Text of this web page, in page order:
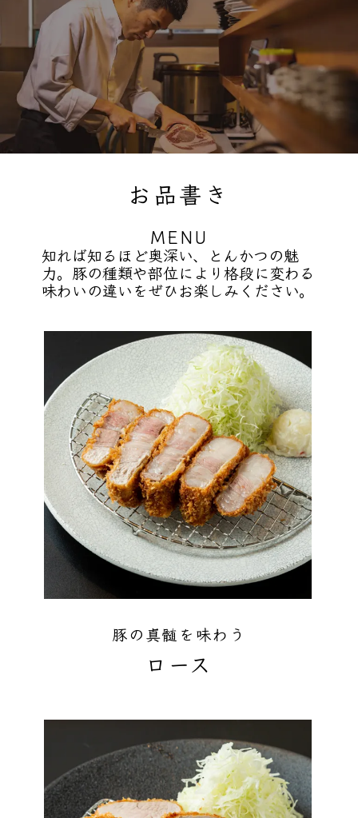
お品書き
MENU
知れば知るほど奥深い、とんかつの魅
力。豚の種類や部位に より格段に変わる
味わいの違いをぜひお楽しみください。
豚の真髄を味わう
ロース